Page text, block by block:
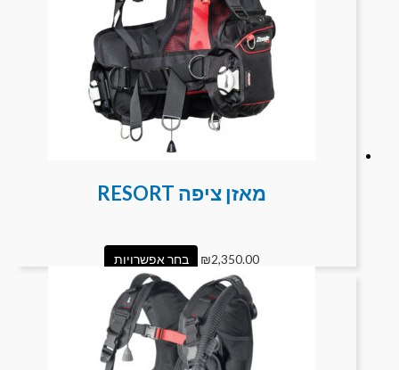
מאזן ציפה RESORT
₪2,350.00 בחר אפשרויות